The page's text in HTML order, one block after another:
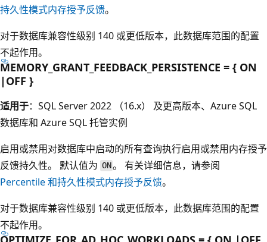
持久性模式内存授予反馈。
对于数据库兼容性级别 140 或更低版本，此数据库范围的配置
不起作用。
MEMORY_GRANT_FEEDBACK_PERSISTENCE = { ON
|OFF }
适用于：SQL Server 2022 （16.x） 及更高版本、Azure SQL
数据库和 Azure SQL 托管实例
启用或禁用对数据库中启动的所有查询执行启用或禁用内存授予
反馈持久性。 默认值为 ON。 有关详细信息，请参阅
Percentile 和持久性模式内存授予反馈。
对于数据库兼容性级别 140 或更低版本，此数据库范围的配置
不起作用。